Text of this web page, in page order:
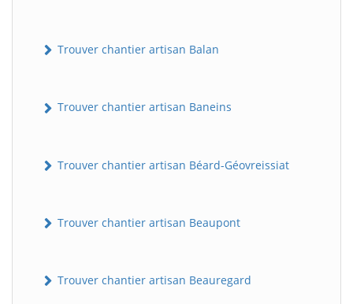
Trouver chantier artisan Balan
Trouver chantier artisan Baneins
Trouver chantier artisan Béard-Géovreissiat
Trouver chantier artisan Beaupont
Trouver chantier artisan Beauregard